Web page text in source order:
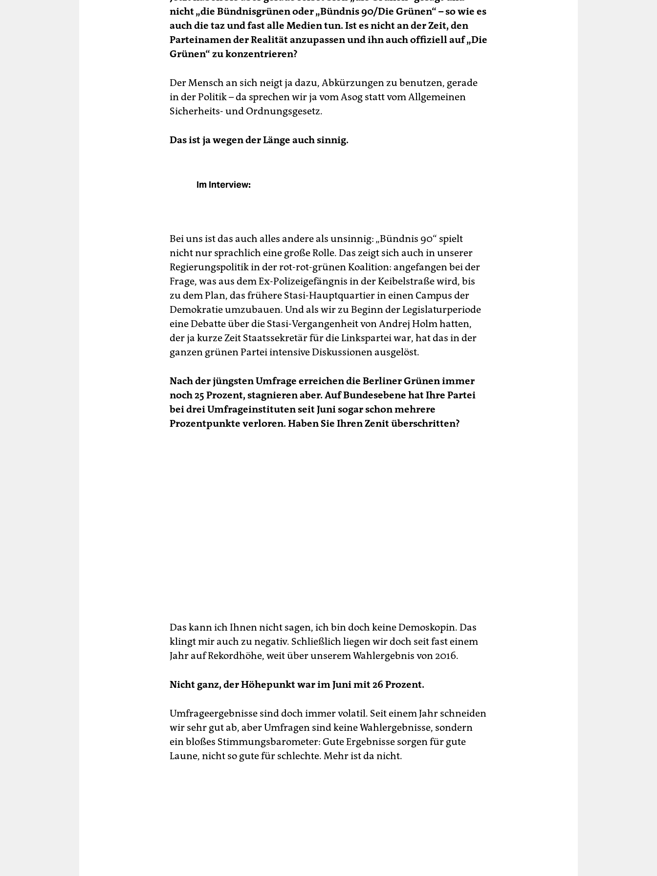
nicht „die Bündnisgrünen oder „Bündnis 90/Die Grünen“ – so wie es
auch die taz und fast alle Medien tun. Ist es nicht an der Zeit, den
Parteinamen der Realität anzupassen und ihn auch offiziell auf „Die
Grünen“ zu konzen­trieren?
Der Mensch an sich neigt ja dazu, Abkürzungen zu benutzen, gerade
in der Politik – da sprechen wir ja vom Asog statt vom Allgemeinen
Sicherheits- und Ordnungsgesetz.
Das ist ja wegen der Länge auch sinnig.
Im Interview:
Bei uns ist das auch alles andere als unsinnig: „Bündnis 90“ spielt
nicht nur sprachlich eine große Rolle. Das zeigt sich auch in unserer
Regierungspolitik in der rot-rot-grünen Koalition: angefangen bei der
Frage, was aus dem Ex-Polizeigefängnis in der Keibelstraße wird, bis
zu dem Plan, das frühere Stasi-Hauptquartier in einen Campus der
Demokratie umzubauen. Und als wir zu Beginn der Legislaturperiode
eine Debatte über die Stasi-Vergangenheit von Andrej Holm hatten,
der ja kurze Zeit Staatssekretär für die Linkspartei war, hat das in der
ganzen grünen Partei intensive Diskussionen ausgelöst.
Nach der jüngsten Umfrage erreichen die Berliner Grünen immer
noch 25 Prozent, stagnieren aber. Auf Bundesebene hat Ihre Partei
bei drei Umfrageinstituten seit Juni sogar schon mehrere
Prozentpunkte verloren. Haben Sie Ihren Zenit überschritten?
Das kann ich Ihnen nicht sagen, ich bin doch keine Demoskopin. Das
klingt mir auch zu negativ. Schließlich liegen wir doch seit fast einem
Jahr auf Rekordhöhe, weit über unserem Wahlergebnis von 2016.
Nicht ganz, der Höhepunkt war im Juni mit 26 Prozent.
Umfrageergebnisse sind doch immer volatil. Seit einem Jahr schneiden
wir sehr gut ab, aber Umfragen sind keine Wahlergebnisse, sondern
ein bloßes Stimmungsbarometer: Gute Ergebnisse sorgen für gute
Laune, nicht so gute für schlechte. Mehr ist da nicht.